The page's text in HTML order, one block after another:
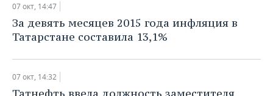
КОРОЛИ ГОСЗАКАЗА ПФО
ВУЗЫ ТАТАРСТАНА
КОМУ ПРИНАДЛЕЖАТ
ТОРГОВЫЕ ЦЕНТРЫ
ТАТАРСТАНА
ФИНАНСЫ
БАНКИ
БЮДЖЕТ
ИНВЕСТИЦИИ
НОВОСТИ
АГРОПРОМ
МАШИНОСТРОЕНИЕ
НЕДВИЖИМОСТЬ
НОВОСТИ НЕДВИЖИМОСТИ
АВТО
НОВОСТИ АВТО
БИЗНЕС
НОВОСТИ БИЗНЕСА
ТЕХНОЛОГИИ
07 окт, 14:47
За девять месяцев 2015 года инфляция в
Татарстане составила 13,1%
07 окт, 14:32